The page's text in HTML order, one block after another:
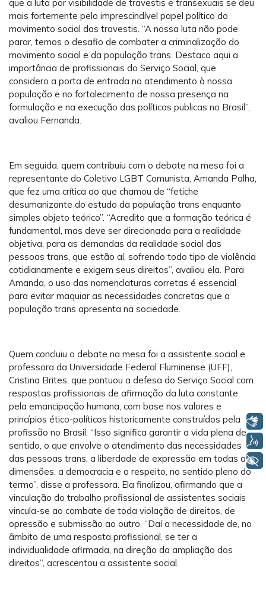
que a luta por visibilidade de travestis e transexuais se deu
mais fortemente pelo imprescindível papel político do
movimento social das travestis. “A nossa luta não pode
parar, temos o desafio de combater a criminalização do
movimento social e da população trans. Destaco aqui a
importância de profissionais do Serviço Social, que
considero a porta de entrada no atendimento à nossa
população e no fortalecimento de nossa presença na
formulação e na execução das políticas publicas no Brasil”,
avaliou Fernanda.
Em seguida, quem contribuiu com o debate na mesa foi a
representante do Coletivo LGBT Comunista, Amanda Palha,
que fez uma crítica ao que chamou de “fetiche
desumanizante do estudo da população trans enquanto
simples objeto teórico”. “Acredito que a formação teórica é
fundamental, mas deve ser direcionada para a realidade
objetiva, para as demandas da realidade social das
pessoas trans, que estão aí, sofrendo todo tipo de violência
cotidianamente e exigem seus direitos”, avaliou ela. Para
Amanda, o uso das nomenclaturas corretas é essencial
para evitar maquiar as necessidades concretas que a
população trans apresenta na sociedade.
Quem concluiu o debate na mesa foi a assistente social e
professora da Universidade Federal Fluminense (UFF),
Cristina Brites, que pontuou a defesa do Serviço Social com
respostas profissionais de afirmação da luta constante
pela emancipação humana, com base nos valores e
princípios ético-políticos historicamente construídos pela
profissão no Brasil. “Isso significa garantir a vida plena de
sentido, o que envolve o atendimento das necessidades
das pessoas trans, a liberdade de expressão em todas as
dimensões, a democracia e o respeito, no sentido pleno do
termo”, disse a professora. Ela finalizou, afirmando que a
vinculação do trabalho profissional de assistentes sociais
vincula-se ao combate de toda violação de direitos, de
opressão e submissão ao outro. “Daí a necessidade de, no
âmbito de uma resposta profissional, se ter a
individualidade afirmada, na direção da ampliação dos
direitos”, acrescentou a assistente social.
Libras
Voz
+ Acessibilidade